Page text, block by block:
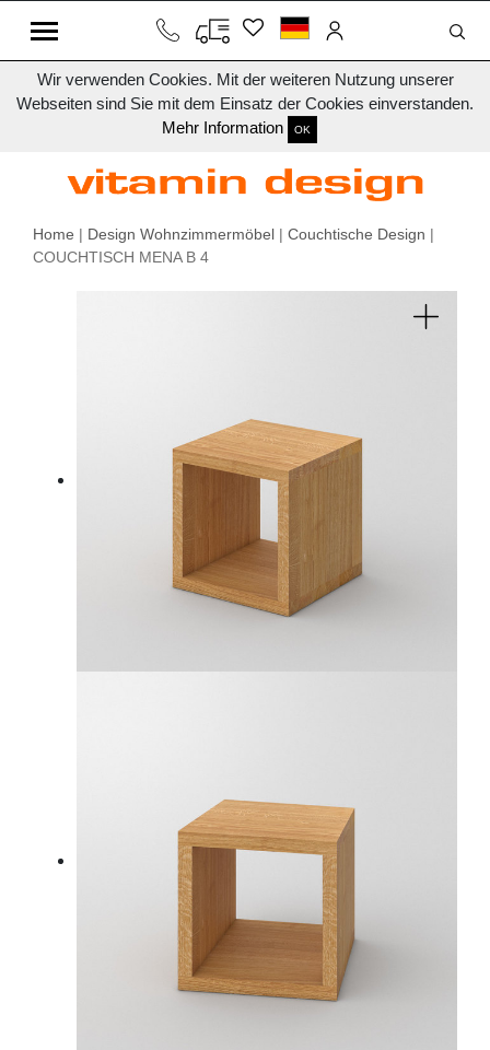
Wir verwenden Cookies. Mit der weiteren Nutzung unserer
Webseiten sind Sie mit dem Einsatz der Cookies einverstanden.
Mehr Information
OK
Home | Design Wohnzimmermöbel | Couchtische Design |
COUCHTISCH MENA B 4